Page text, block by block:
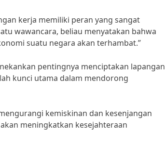
kerja memiliki peran yang sangat
wawancara, beliau menyatakan bahwa
suatu negara akan terhambat.”
pentingnya menciptakan lapangan
kunci utama dalam mendorong
kemiskinan dan kesenjangan
meningkatkan kesejahteraan